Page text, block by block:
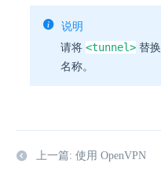
说明
请将 <tunnel> 替
名称。
上一篇: 使用 OpenVPN